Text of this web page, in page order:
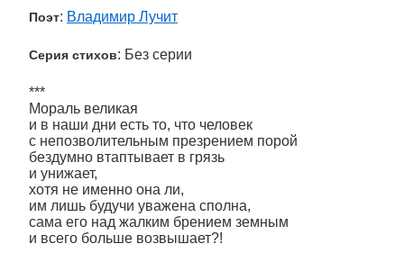
Поэт: Владимир Лучит
Серия стихов: Без серии
***
Мораль великая
и в наши дни есть то, что человек
с непозволительным презрением порой
бездумно втаптывает в грязь
и унижает,
хотя не именно она ли,
им лишь будучи уважена сполна,
сама его над жалким брением земным
и всего больше возвышает?!